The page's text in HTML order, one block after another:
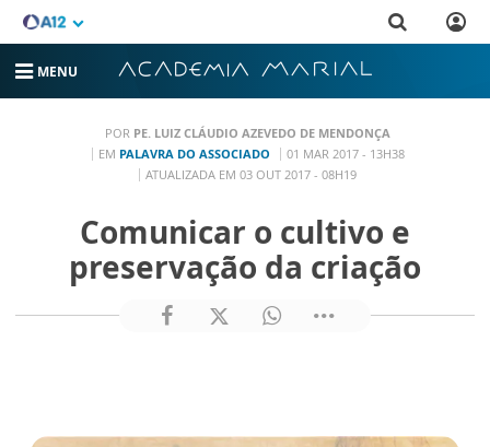
MENU
POR PE. LUIZ CLÁUDIO AZEVEDO DE MENDONÇA
EM PALAVRA DO ASSOCIADO
01 MAR 2017 - 13H38
ATUALIZADA EM 03 OUT 2017 - 08H19
Comunicar o cultivo e
preservação da criação